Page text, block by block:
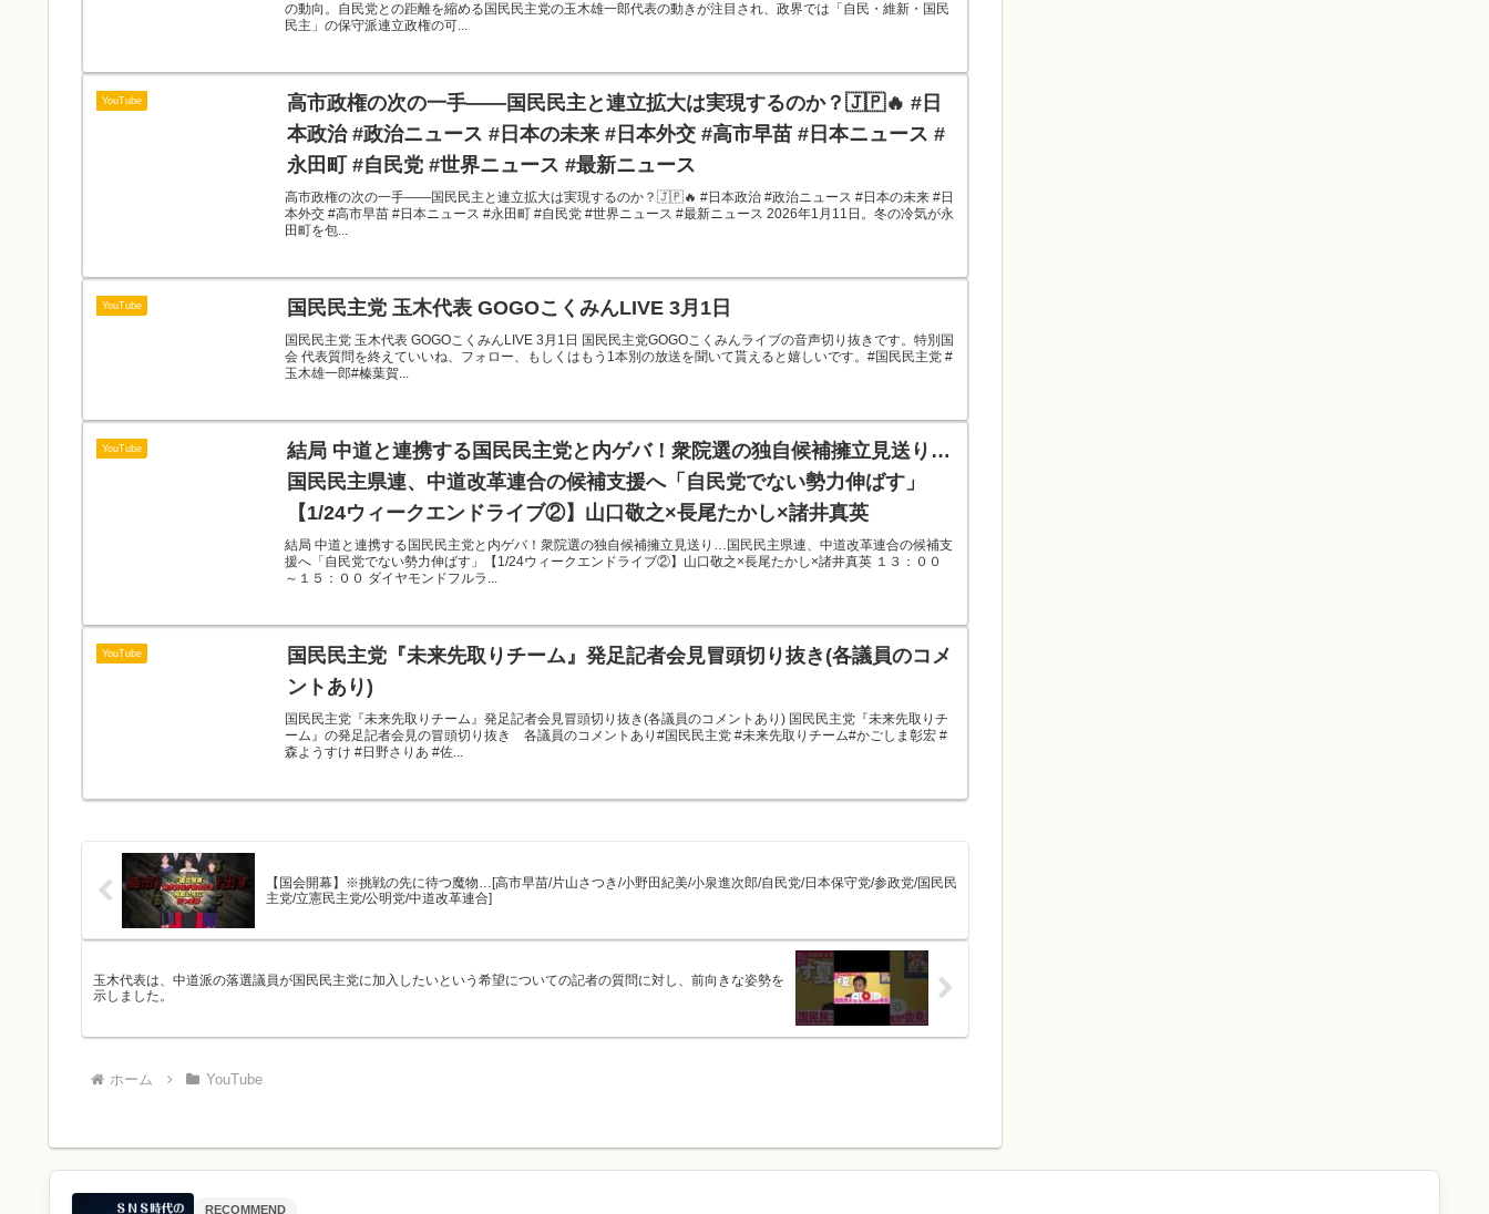
の動向。自民党との距離を縮める国民民主党の玉木雄一郎代表の動きが注目され、政界では「自民・維新・国民
民主」の保守派連立政権の可...
YouTube
高市政権の次の一手――国民民主と連立拡大は実現するのか？🇯🇵🔥 #日
本政治 #政治ニュース #日本の未来 #日本外交 #高市早苗 #日本ニュース #
永田町 #自民党 #世界ニュース #最新ニュース
高市政権の次の一手――国民民主と連立拡大は実現するのか？🇯🇵🔥 #日本政治 #政治ニュース #日本の未来 #日
本外交 #高市早苗 #日本ニュース #永田町 #自民党 #世界ニュース #最新ニュース 2026年1月11日。冬の冷気が永
田町を包...
YouTube 国民民主党 玉木代表 GOGOこくみんLIVE 3月1日
国民民主党 玉木代表 GOGOこくみんLIVE 3月1日 国民民主党GOGOこくみんライブの音声切り抜きです。特別国
会 代表質問を終えていいね、フォロー、もしくはもう1本別の放送を聞いて貰えると嬉しいです。#国民民主党 #
玉木雄一郎#榛葉賀...
YouTube
結局 中道と連携する国民民主党と内ゲバ！衆院選の独自候補擁立見送り…
国民民主県連、中道改革連合の候補支援へ「自民党でない勢力伸ばす」
【1/24ウィークエンドライブ②】山口敬之×長尾たかし×諸井真英
結局 中道と連携する国民民主党と内ゲバ！衆院選の独自候補擁立見送り…国民民主県連、中道改革連合の候補支
援へ「自民党でない勢力伸ばす」【1/24ウィークエンドライブ②】山口敬之×長尾たかし×諸井真英 １３：００
～１５：００ ダイヤモンドフルラ...
YouTube
国民民主党『未来先取りチーム』発足記者会見冒頭切り抜き(各議員のコメ
ントあり)
国民民主党『未来先取りチーム』発足記者会見冒頭切り抜き(各議員のコメントあり) 国民民主党『未来先取りチ
ーム』の発足記者会見の冒頭切り抜き 各議員のコメントあり#国民民主党 #未来先取りチーム#かごしま彰宏 #
森ようすけ #日野さりあ #佐...
【国会開幕】※挑戦の先に待つ魔物…[高市早苗/片山さつき/小野田紀美/小泉進次郎/自民党/日本保守党/参政党/国民民
主党/立憲民主党/公明党/中道改革連合]
玉木代表は、中道派の落選議員が国民民主党に加入したいという希望についての記者の質問に対し、前向きな姿勢を
示しました。
ホーム YouTube
RECOMMEND